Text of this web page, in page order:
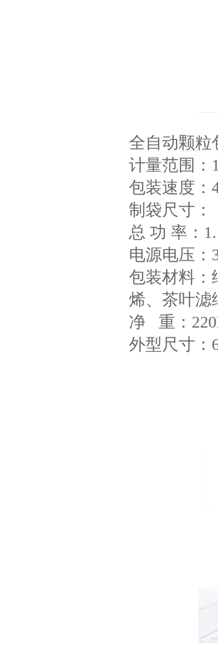
全自动颗粒
计量范围：
包装速度：
制袋尺寸：
总 功 率：
电源电压
包装材料：
烯、茶叶滤
净 重：
外型尺寸：